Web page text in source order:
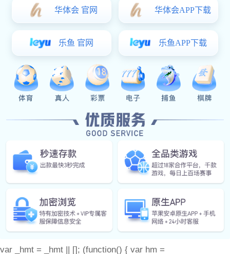
1 2 3 下一页
关于杰森
产品中心
门窗配件
耀世娱乐 动态
联系耀世娱乐
备案号：
var _hmt = _hmt || []; (function() { var hm =